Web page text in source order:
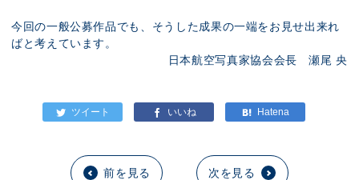
今回の一般公募作品でも、そうした成果の一端をお見せ出来れ
ばと考えています。
日本航空写真家協会会長 瀬尾 央
前を見る 次を見る